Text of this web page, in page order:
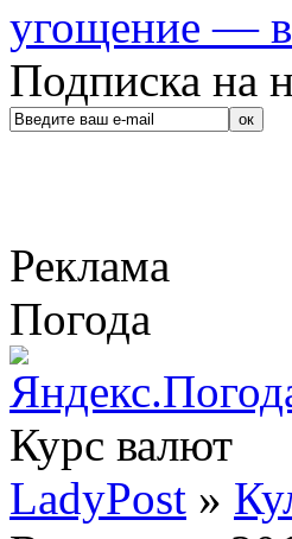
угощение — в
Подписка на
Реклама
Погода
Курс валют
LadyPost »